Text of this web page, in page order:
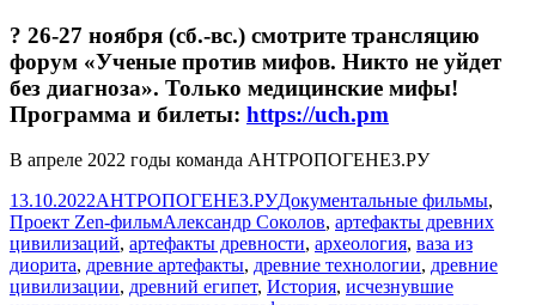
? 26-27 ноября (сб.-вс.) смотрите трансляцию
форум «Ученые против мифов. Никто не уйдет
без диагноза». Только медицинские мифы!
Программа и билеты: https://uch.pm
Опубликовано
13.10.2022Автор
АНТРОПОГЕНЕЗ.РУРубрики
Документальные фильмы,
Проект Zen-фильмМетки
Александр Соколов, артефакты древних
цивилизаций, артефакты древности, археология, ваза из
диорита, древние артефакты, древние технологии, древние
цивилизации, древний египет, История, исчезнувшие